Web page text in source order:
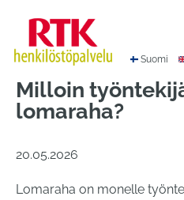
sisältöön
Suomi
Milloin
lomaraha?
20.05.2026
Lomaraha on monelle